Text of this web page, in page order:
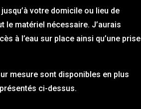
votre domicile ou lieu de
le matériel nécessaire. J’aurais
à l’eau sur place ainsi qu’une prise
mesure sont disponibles en plus
ci-dessus.